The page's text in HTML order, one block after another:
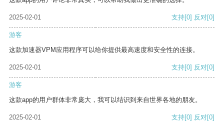
2025-02-01 支持[0] 反对[0]
游客
这款加速器VPM应用程序可以给你提供最高速度和安全性的连接。
2025-02-01 支持[0] 反对[0]
游客
这款app的用户群体非常庞大，我可以结识到来自世界各地的朋友。
2025-02-01 支持[0] 反对[0]